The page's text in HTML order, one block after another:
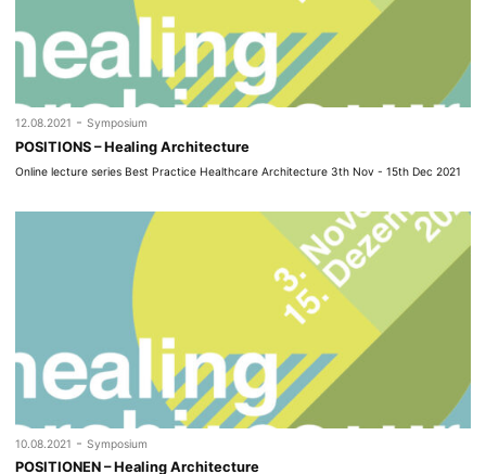
12.08.2021 - Symposium
POSITIONS – Healing Architecture
Online lecture series Best Practice Healthcare Architecture 3th Nov - 15th Dec 2021
10.08.2021 - Symposium
POSITIONEN – Healing Architecture